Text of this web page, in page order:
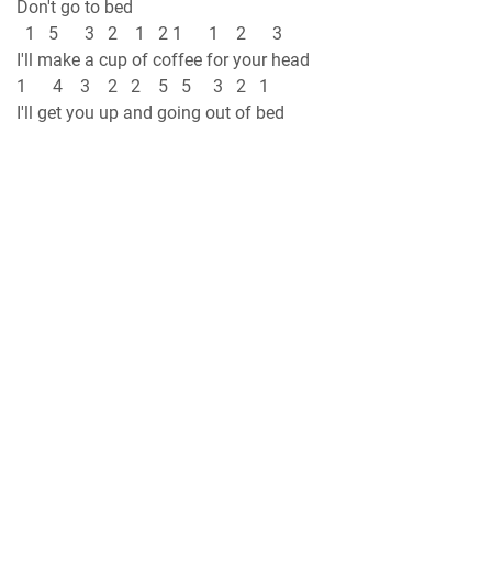
Don't go to bed
1 5 3 2 1 2 1 1 2 3
I'll make a cup of coffee for your head
1 4 3 2 2 5 5 3 2 1
I'll get you up and going out of bed